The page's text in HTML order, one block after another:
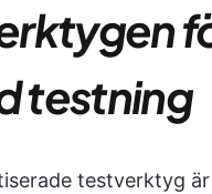
testning
testverktyg